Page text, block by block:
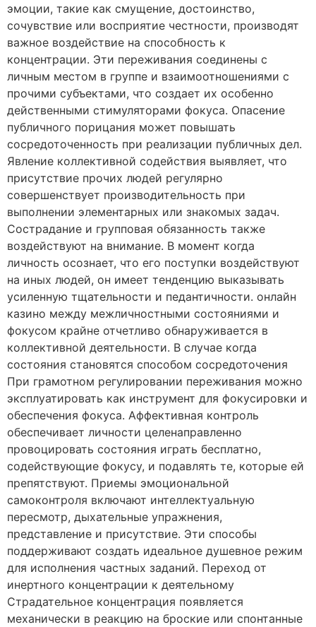
эмоции, такие как смущение, достоинство,
сочувствие или восприятие честности, производят
важное воздействие на способность к
концентрации. Эти переживания соединены с
личным местом в группе и взаимоотношениями с
прочими субъектами, что создает их особенно
действенными стимуляторами фокуса. Опасение
публичного порицания может повышать
сосредоточенность при реализации публичных дел.
Явление коллективной содействия выявляет, что
присутствие прочих людей регулярно
совершенствует производительность при
выполнении элементарных или знакомых задач.
Сострадание и групповая обязанность также
воздействуют на внимание. В момент когда
личность осознает, что его поступки воздействуют
на иных людей, он имеет тенденцию выказывать
усиленную тщательности и педантичности. онлайн
казино между межличностными состояниями и
фокусом крайне отчетливо обнаруживается в
коллективной деятельности. В случае когда
состояния становятся способом сосредоточения
При грамотном регулировании переживания можно
эксплуатировать как инструмент для фокусировки и
обеспечения фокуса. Аффективная контроль
обеспечивает личности целенаправленно
провоцировать состояния играть бесплатно,
содействующие фокусу, и подавлять те, которые ей
препятствуют. Приемы эмоциональной
самоконтроля включают интеллектуальную
пересмотр, дыхательные упражнения,
представление и присутствие. Эти способы
поддерживают создать идеальное душевное режим
для исполнения частных заданий. Переход от
инертного концентрации к деятельному
Страдательное концентрация появляется
механически в реакцию на броские или спонтанные